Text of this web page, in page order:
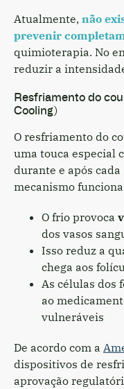
Atualmente, não
prevenir
quimioterapia. No
reduzir a
Resfriamento do
Cooling)
O resfriamento do
uma touca especial
durante e após
mecanismo
O frio provoca
dos vasos
Isso reduz a
chega aos
As células dos
ao
vulneráveis
De acordo com a
dispositivos de
aprovação